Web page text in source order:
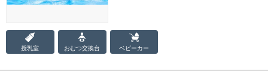
授乳室 おむつ交換台 ベビーカー